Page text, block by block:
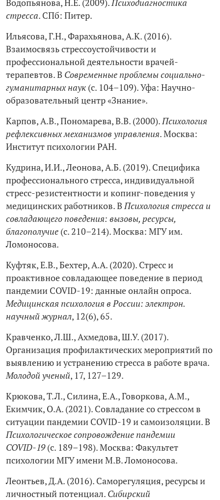
Водопьянова, Н.Е. (2009).Психодиагностика
стресса. СПб: Питер.
Ильясова, Г.Н., Фарахьянова, А.К. (2016).
Взаимосвязь стрессоустойчивости и
профессиональной деятельности врачей-
терапевтов. В Современные проблемы социально-
гуманитарных наук (с. 104–109). Уфа: Научно-
образовательный центр «Знание».
Карпов, А.В., Пономарева, В.В. (2000).Психология
рефлексивных механизмов управления. Москва:
Институт психологии РАН.
Кудрина, И.И., Леонова, А.Б. (2019). Специфика
профессионального стресса, индивидуальной
стресс-резистентности и копинг-поведения у
медицинских работников. ВПсихология стресса и
совладающего поведения: вызовы, ресурсы,
благополучие (с. 210–214). Москва: МГУ им.
Ломоносова.
Куфтяк, Е.В., Бехтер, А.А. (2020). Стресс и
проактивное совладающее поведение в период
пандемии COVID‑19: данные онлайн опроса.
Медицинская психология в России: электрон.
научный журнал, 12(6), 65.
Кравченко, Л.Ш., Ахмедова, Ш.У. (2017).
Организация профилактических мероприятий по
выявлению и устранению стресса в работе врача.
Молодой ученый, 17, 127–129.
Крюкова, Т.Л., Силина, Е.А., Говоркова, А.М.,
Екимчик, О.А. (2021). Совладание со стрессом в
ситуации пандемии COVID‑19 и самоизоляции. В
Психологическое сопровождение пандемии
COVID‑19(с. 189–198). Москва: Факультет
психологии МГУ имени М.В. Ломоносова.
Леонтьев, Д.А. (2016). Саморегуляция, ресурсы и
личностный потенциал. Сибирский